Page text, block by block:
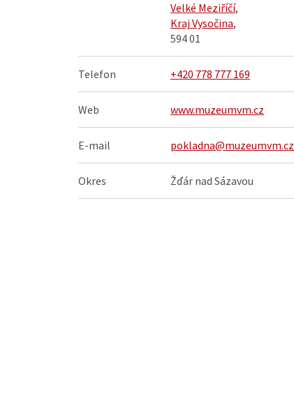
Velké Meziříčí,
Kraj Vysočina,
594 01
Telefon +420 778 777 169
Web www.muzeumvm.cz
E-mail pokladna@muzeumvm.cz
Okres Žďár nad Sázavou